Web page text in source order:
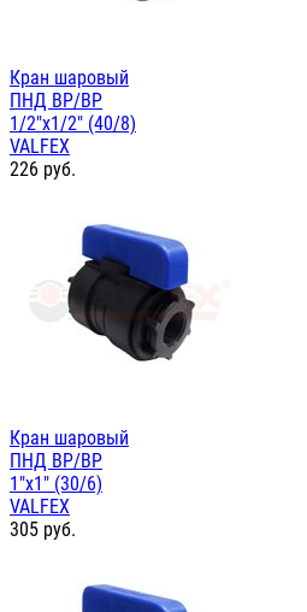
Кран шаровый
ПНД ВР/ВР
1/2"х1/2" (40/8)
VALFEX
226 руб.
Кран шаровый
ПНД ВР/ВР
1"х1" (30/6)
VALFEX
305 руб.